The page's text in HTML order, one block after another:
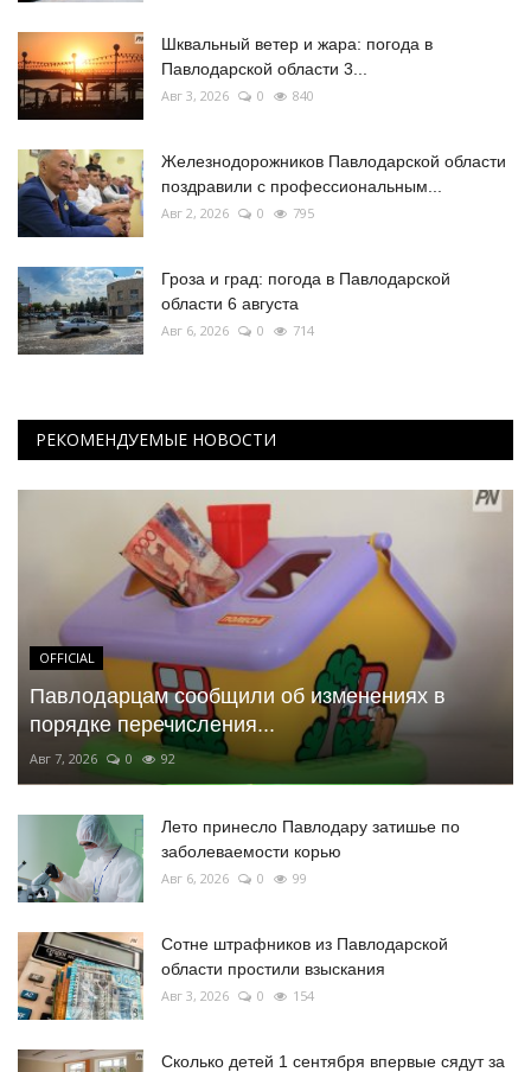
Шквальный ветер и жара: погода в
Павлодарской области 3...
Авг 3, 2026 0 840
Железнодорожников Павлодарской области
поздравили с профессиональным...
Авг 2, 2026 0 795
Гроза и град: погода в Павлодарской
области 6 августа
Авг 6, 2026 0 714
РЕКОМЕНДУЕМЫЕ НОВОСТИ
OFFICIAL
Павлодарцам сообщили об изменениях в
порядке перечисления...
Авг 7, 2026 0 92
Лето принесло Павлодару затишье по
заболеваемости корью
Авг 6, 2026 0 99
Сотне штрафников из Павлодарской
области простили взыскания
Авг 3, 2026 0 154
Сколько детей 1 сентября впервые сядут за